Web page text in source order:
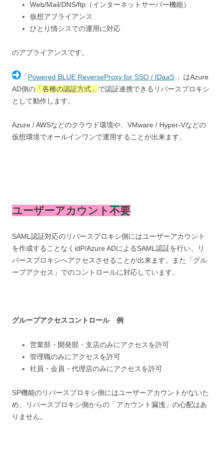
Web/Mail/DNS/ftp（インターネットサーバー機能）
仮想アプライアンス
ひとり情シスでの運用に対応
のアプライアンスです。
「Powered BLUE ReverseProxy for SSO / IDaaS 」はAzure
AD側の 「各種の認証方式」 で認証連携できるリバースプロキシ
として動作します。
Azure / AWSなどのクラウド環境や、VMware / Hyper-Vなどの
仮想環境でオールインワンで運用することが出来ます。
ユーザーアカウント不要
SAML認証対応のリバースプロキシ側にはユーザーアカウント
を作成することなくidP/Azure ADによるSAML認証を行い、リ
バースプロキシへアクセスさせることが出来ます。また「グル
ープアクセス」でのコントロールに対応しています。
グループアクセスコントロール 例
営業部・開発部・支店のみにアクセスを許可
管理職のみにアクセスを許可
社員・会員・代理店のみにアクセスを許可
SP機能のリバースプロキシ側にはユーザーアカウントがないた
め、リバースプロキシ側からの「アカウント漏洩」の心配はあ
りません。